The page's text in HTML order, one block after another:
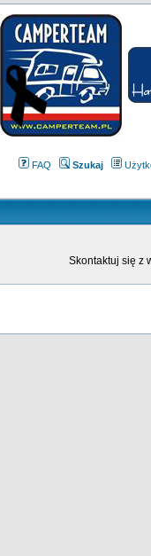
FAQ Szukaj
Skontaktuj się z